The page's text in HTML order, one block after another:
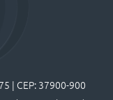
| CEP: 37900-900